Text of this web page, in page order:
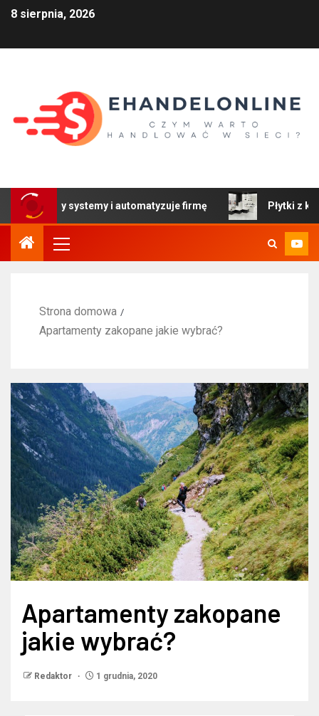
8 sierpnia, 2026
systemy i automatyzuje firmę Płytki z kolekcji
Strona domowa
Apartamenty zakopane jakie wybrać?
Apartamenty zakopane
jakie wybrać?
Redaktor 1 grudnia, 2020